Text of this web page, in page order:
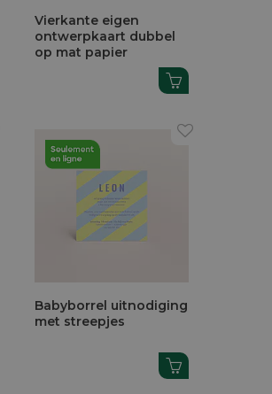
Vierkante eigen
ontwerpkaart dubbel
op mat papier
Babyborrel uitnodiging
met streepjes